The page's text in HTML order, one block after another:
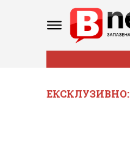
ЕКСКЛУЗИВНО: